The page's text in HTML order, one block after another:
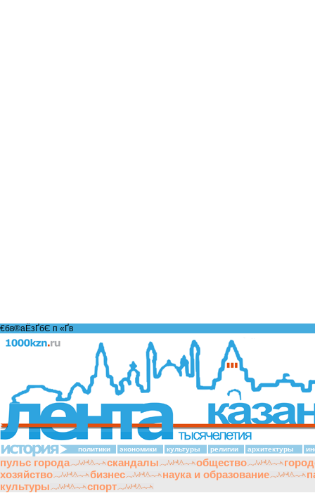
€бв®аЁзҐбЄ п «Ґ­в
политики экономики культуры религии архитектуры
пульс города скандалы общество
хозяйство
бизнес наука и образование
культуры
спорт